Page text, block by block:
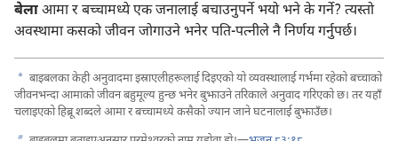
बेलाआमा र बच्चामध्ये एक जनालाई बचाउनुपर्ने भयो भने के गर्ने? त्यस्तो
अवस्थामा कसको जीवन जोगाउने भनेर पति-पत्नीले नै निर्णय गर्नुपर्छ।
a बाइबलका केही अनुवादमा इस्राएलीहरूलाई दिइएको यो व्यवस्थालाई गर्भमा रहेको बच्चाको
जीवनभन्दा आमाको जीवन बहुमूल्य हुन्छ भनेर बुझाउने तरिकाले अनुवाद गरिएको छ। तर यहाँ
चलाइएको हिब्रू शब्दले आमा र बच्चामध्ये कसैको ज्यान जाने घटनालाई बुझाउँछ।